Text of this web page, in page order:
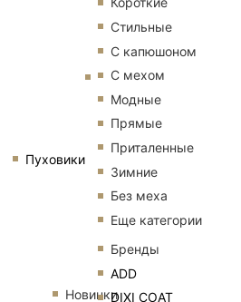
Пуховики
Стильные
С капюшоном
С мехом
Модные
Прямые
Приталенные
Зимние
Без меха
Еще категории
Бренды
ADD
DIXI COAT
Новинки